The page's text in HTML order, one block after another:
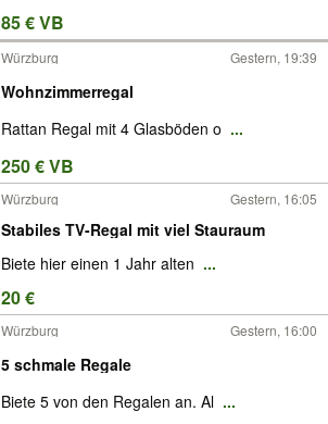
85 € VB
Würzburg Gestern, 19:39
Wohnzimmerregal
Rattan Regal mit 4 Glasböden o ...
250 € VB
Würzburg Gestern, 16:05
Stabiles TV-Regal mit viel Stauraum
Biete hier einen 1 Jahr alten ...
20 €
Würzburg Gestern, 16:00
5 schmale Regale
Biete 5 von den Regalen an. Al ...